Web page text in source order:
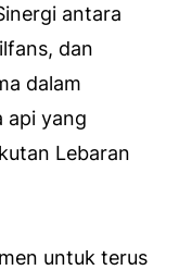
antara
dan
dalam
api yang
Lebaran
untuk terus